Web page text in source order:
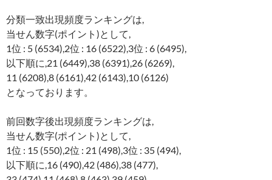
分類一致出現頻度ランキングは,
当せん数字(ポイント)として,
1位 : 5 (6534),2位 : 16 (6522),3位 : 6 (6495),
以下順に,21 (6449),38 (6391),26 (6269),
11 (6208),8 (6161),42 (6143),10 (6126)
となっております。
前回数字後出現頻度ランキングは,
当せん数字(ポイント)として,
1位 : 15 (550),2位 : 21 (498),3位 : 35 (494),
以下順に,16 (490),42 (486),38 (477),